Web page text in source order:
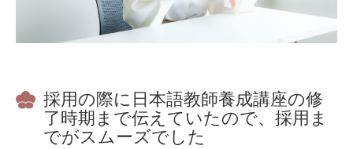
採用の際に日本語教師養成講座の修
了時期まで伝えていたので、採用ま
でがスムーズでした